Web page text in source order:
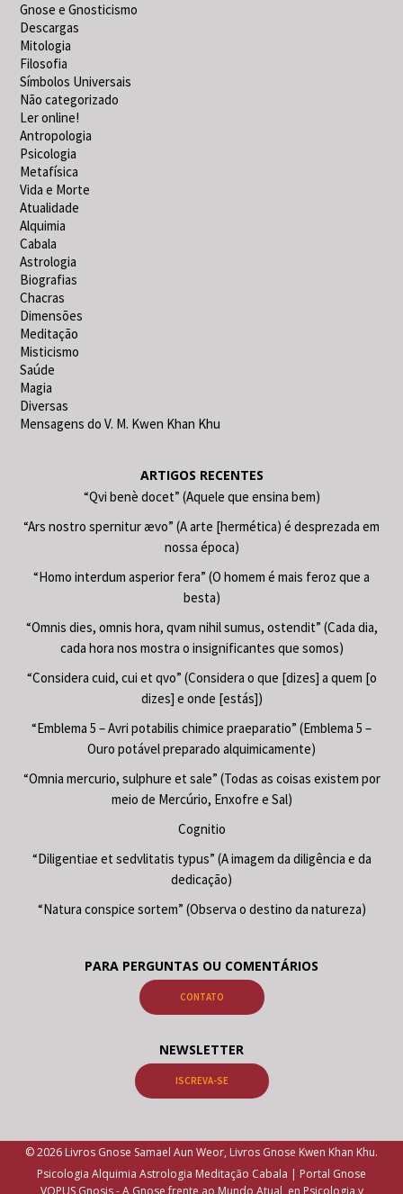
Gnose e Gnosticismo
Descargas
Mitologia
Filosofia
Símbolos Universais
Não categorizado
Ler online!
Antropologia
Psicologia
Metafísica
Vida e Morte
Atualidade
Alquimia
Cabala
Astrologia
Biografias
Chacras
Dimensões
Meditação
Misticismo
Saúde
Magia
Diversas
Mensagens do V. M. Kwen Khan Khu
ARTIGOS RECENTES
“Qvi benè docet” (Aquele que ensina bem)
“Ars nostro spernitur ævo” (A arte [hermética) é desprezada em
nossa época)
“Homo interdum asperior fera” (O homem é mais feroz que a
besta)
“Omnis dies, omnis hora, qvam nihil sumus, ostendit” (Cada dia,
cada hora nos mostra o insignificantes que somos)
“Considera cuid, cui et qvo” (Considera o que [dizes] a quem [o
dizes] e onde [estás])
“Emblema 5 – Avri potabilis chimice praeparatio” (Emblema 5 –
Ouro potável preparado alquimicamente)
“Omnia mercurio, sulphure et sale” (Todas as coisas existem por
meio de Mercúrio, Enxofre e Sal)
Cognitio
“Diligentiae et sedvlitatis typus” (A imagem da diligência e da
dedicação)
“Natura conspice sortem” (Observa o destino da natureza)
PARA PERGUNTAS OU COMENTÁRIOS
CONTATO
NEWSLETTER
ISCREVA-SE
© 2026 Livros Gnose Samael Aun Weor, Livros Gnose Kwen Khan Khu.
Psicologia Alquimia Astrologia Meditação Cabala | Portal Gnose